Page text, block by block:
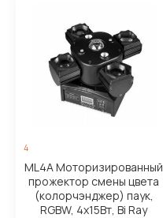
4
ML4A Моторизированный
прожектор смены цвета
(колорчэнджер) паук,
RGBW, 4х15Вт, Bi Ray